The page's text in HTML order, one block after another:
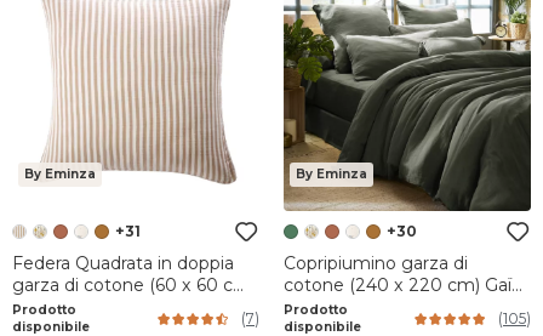
By Eminza
+31
Federa Quadrata in doppia
garza di cotone (60 x 60 cm)
Gaïa a righe Corda
Prodotto
disponibile
(7)
By Eminza
+30
Copripiumino garza di
cotone (240 x 220 cm) Gaïa
Verde rosmarino
Prodotto
disponibile
(105)